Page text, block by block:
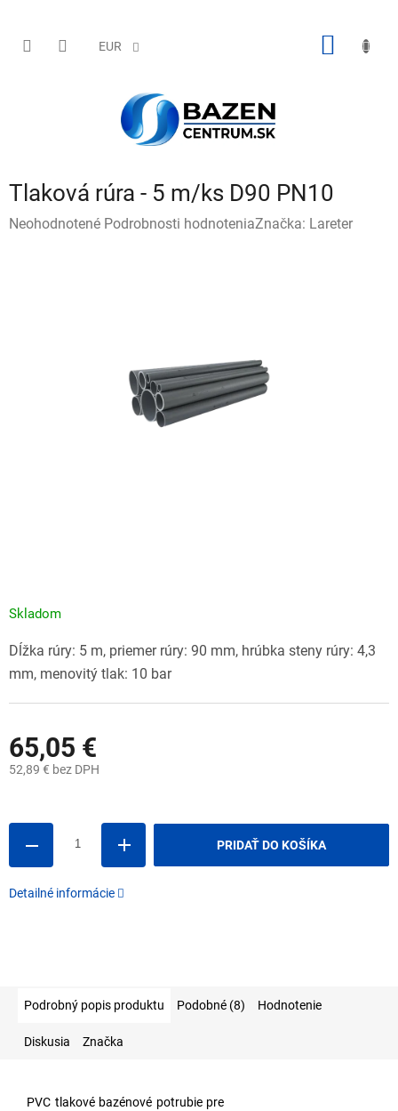
obsah
EUR
Tlaková rúra - 5 m/ks D90 PN10
Priemerné
Neohodnotené Podrobnosti hodnoteniaZnačka: Lareter
65,05 €
52,89 € bez DPH
Skladom
PRIDAŤ DO KOŠÍKA
Dĺžka rúry: 5 m, priemer rúry: 90 mm, hrúbka steny rúry: 4,3
mm, menovitý tlak: 10 bar
Detailné informácie
Podrobný popis produktu Podobné (8) Hodnotenie
Diskusia Značka
PVC tlakové bazénové potrubie pre